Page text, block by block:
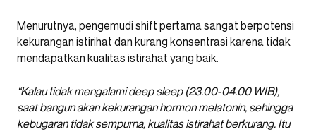
Menurutnya, pengemudi shift pertama sangat berpotensi
kekurangan istirihat dan kurang konsentrasi karena tidak
mendapatkan kualitas istirahat yang baik.
“Kalau tidak mengalami deep sleep (23.00-04.00 WIB),
saat bangun akan kekurangan hormon melatonin, sehingga
kebugaran tidak sempurna, kualitas istirahat berkurang. Itu